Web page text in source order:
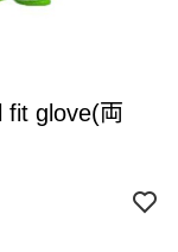
fit glove(両